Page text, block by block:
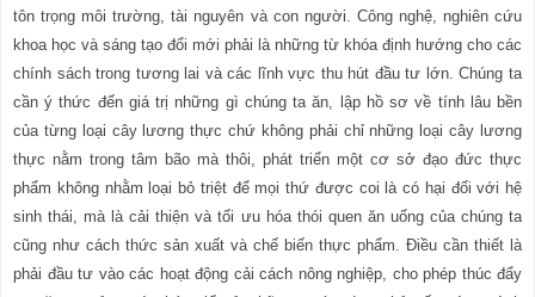
tôn trọng môi trường, tài nguyên và con người. Công nghệ, nghiên cứu
khoa học và sáng tạo đổi mới phải là những từ khóa định hướng cho các
chính sách trong tương lai và các lĩnh vực thu hút đầu tư lớn. Chúng ta
cần ý thức đến giá trị những gì chúng ta ăn, lập hồ sơ về tính lâu bền
của từng loại cây lương thực chứ không phải chỉ những loại cây lương
thực nằm trong tâm bão mà thôi, phát triển một cơ sở đạo đức thực
phẩm không nhằm loại bỏ triệt để mọi thứ được coi là có hại đối với hệ
sinh thái, mà là cải thiện và tối ưu hóa thói quen ăn uống của chúng ta
cũng như cách thức sản xuất và chế biến thực phẩm. Điều cần thiết là
phải đầu tư vào các hoạt động cải cách nông nghiệp, cho phép thúc đẩy